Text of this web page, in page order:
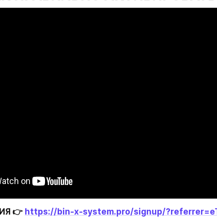
👉 https://bin-x-system.pro/signup/